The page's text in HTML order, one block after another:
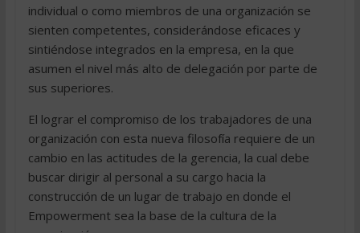
individual o como miembros de una organización se
sienten competentes, considerándose eficaces y
sintiéndose integrados en la empresa, en la que
asumen el nivel más alto de delegación por parte de
sus superiores.
El lograr el compromiso de los trabajadores de una
organización con esta nueva filosofía requiere de un
cambio en las actitudes de la gerencia, la cual debe
buscar dirigir al personal a su cargo hacia la
construcción de un lugar de trabajo en donde el
Empowerment sea la base de la cultura de la